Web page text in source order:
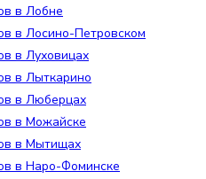
в Лобне
в Лосино-Петровском
в Луховицах
в Лыткарино
в Люберцах
в Можайске
в Мытищах
в Наро-Фоминске